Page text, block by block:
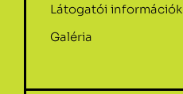
Látogatói információk
Galéria